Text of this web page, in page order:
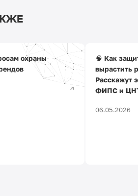
охраны
🧠 Как
вырастить
Расскажут
ФИПС и
06.05.2026